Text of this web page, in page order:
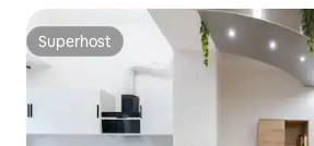
Superhost
Superhost